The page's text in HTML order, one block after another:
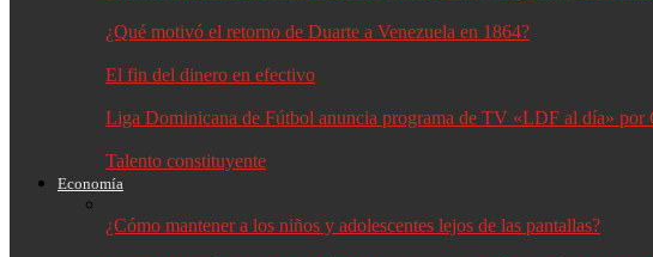
¿Qué motivó el retorno de Duarte a Venezuela en 1864?
El fin del dinero en efectivo
Liga Dominicana de Fútbol anuncia programa de TV «LDF al día» por
Talento constituyente
Economía
¿Cómo mantener a los niños y adolescentes lejos de las pantallas?